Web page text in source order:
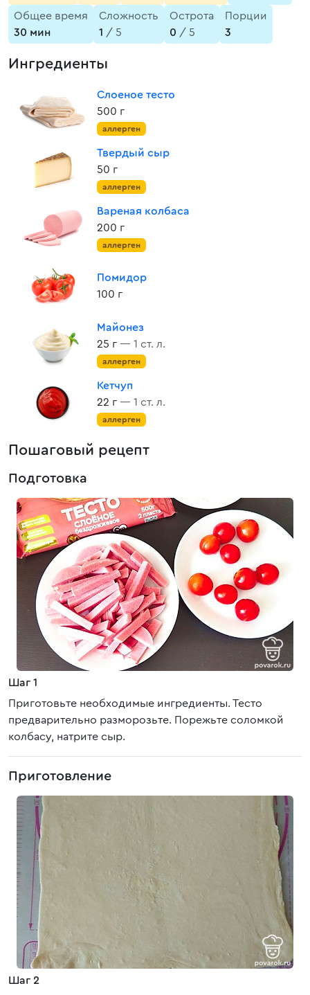
Общее время
30 мин
Сложность
1 / 5
Острота
0 / 5
Порции
3
Ингредиенты
Слоеное тесто
500 г
аллерген
Твердый сыр
50 г
аллерген
Вареная колбаса
200 г
аллерген
Помидор
100 г
Майонез
25 г — 1 ст. л.
аллерген
Кетчуп
22 г — 1 ст. л.
аллерген
Пошаговый рецепт
Подготовка
Шаг 1
Приготовьте необходимые ингредиенты. Тесто
предварительно разморозьте. Порежьте соломкой
колбасу, натрите сыр.
Приготовление
Шаг 2